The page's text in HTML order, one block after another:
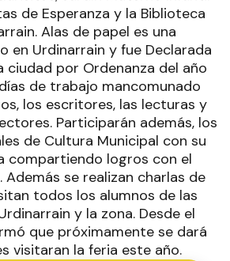
de Esperanza y la Biblioteca
Alas de papel es una
en Urdinarrain y fue Declarada
ciudad por Ordenanza del año
de trabajo mancomunado
los escritores, las lecturas y
Participarán además, los
de Cultura Municipal con su
compartiendo logros con el
se realizan charlas de
todos los alumnos de las
y la zona. Desde el
que próximamente se dará
visitaran la feria este año.